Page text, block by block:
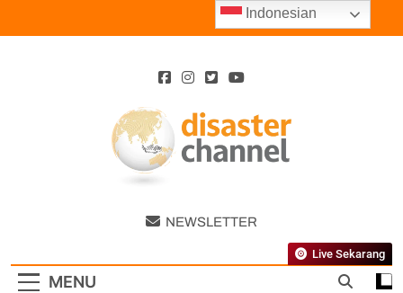
Disaster
Channel
NEWSLETTER
MENU
Live Sekarang
Indonesian